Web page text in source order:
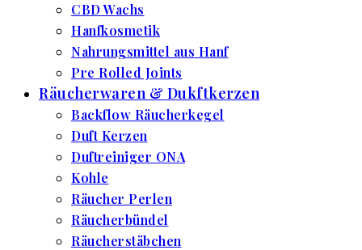
CBD Wachs
Hanfkosmetik
Nahrungsmittel aus Hanf
Pre Rolled Joints
Räucherwaren & Dukftkerzen
Backflow Räucherkegel
Duft Kerzen
Duftreiniger ONA
Kohle
Räucher Perlen
Räucherbündel
Räucherstäbchen